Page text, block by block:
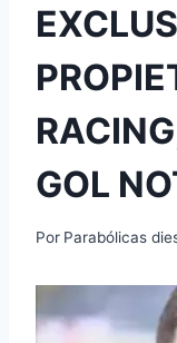
GOL
Por Parabólicas